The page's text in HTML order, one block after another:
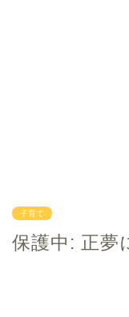
子育て
保護中: 正夢